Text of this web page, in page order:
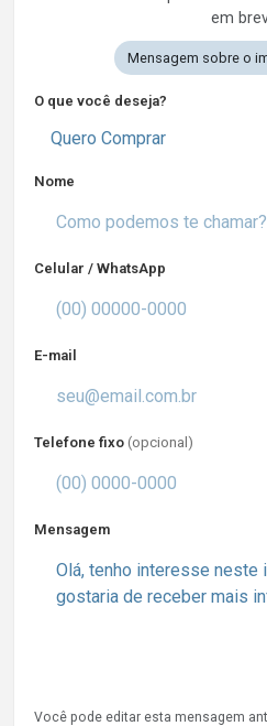
em
Mensagem sobre o
O que você deseja?
Quero Comprar
Nome
Celular / WhatsApp
E-mail
Telefone fixo (opcional)
Mensagem
Você pode editar esta mensagem